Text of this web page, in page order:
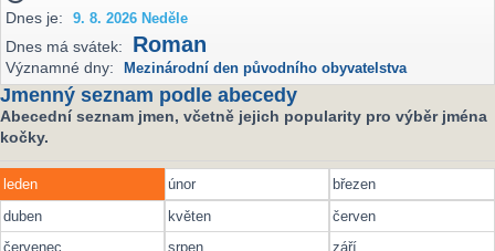
Dnes je:
9. 8. 2026 Neděle
Dnes má svátek: Roman
Významné dny: Mezinárodní den původního obyvatelstva
Jmenný seznam podle abecedy
Abecední seznam jmen, včetně jejich popularity pro výběr jména
kočky.
leden únor
březen
duben
květen
červen
červenec
srpen
září